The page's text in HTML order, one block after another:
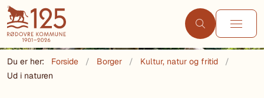
Du er her: Forside Borger
Kultur, natur og fritid
Ud i naturen